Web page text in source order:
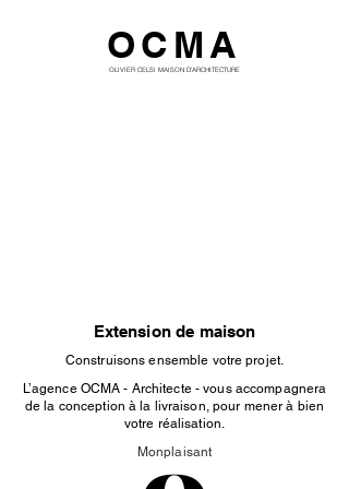
OCMA
OLIVIER CELSI MAISON D'ARCHITECTURE
Extension de maison
Construisons ensemble votre projet.
L’agence OCMA - Architecte - vous accompagnera
de la conception à la livraison, pour mener à bien
votre réalisation.
Monplaisant